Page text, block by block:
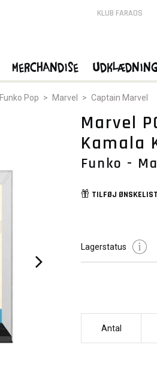
Funko Pop > Marvel > Captain Marvel
Marvel
Kamala
Funko -
TILFØJ
Lagerstatus
Antal
KLUB FARAOS
Merchandise